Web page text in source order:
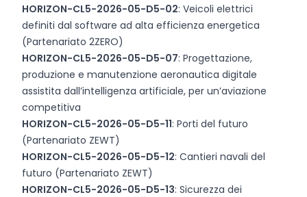
HORIZON-CL5-2026-05-D5-02: Veicoli elettrici
definiti dal software ad alta efficienza energetica
(Partenariato 2ZERO)
HORIZON-CL5-2026-05-D5-07: Progettazione,
produzione e manutenzione aeronautica digitale
assistita dall’intelligenza artificiale, per un’aviazione
competitiva
HORIZON-CL5-2026-05-D5-11: Porti del futuro
(Partenariato ZEWT)
HORIZON-CL5-2026-05-D5-12: Cantieri navali del
futuro (Partenariato ZEWT)
HORIZON-CL5-2026-05-D5-13: Sicurezza dei